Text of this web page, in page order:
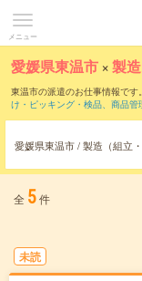
メニュー
愛媛県東温市 ×製
東温市の派遣のお仕事情報です
け・ピッキング・検品、商品管
愛媛県東温市 / 製造（組立・
全 5件
未読